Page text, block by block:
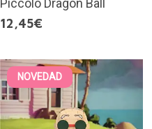
Piccolo Dragon Ball
12,45€
NOVEDAD